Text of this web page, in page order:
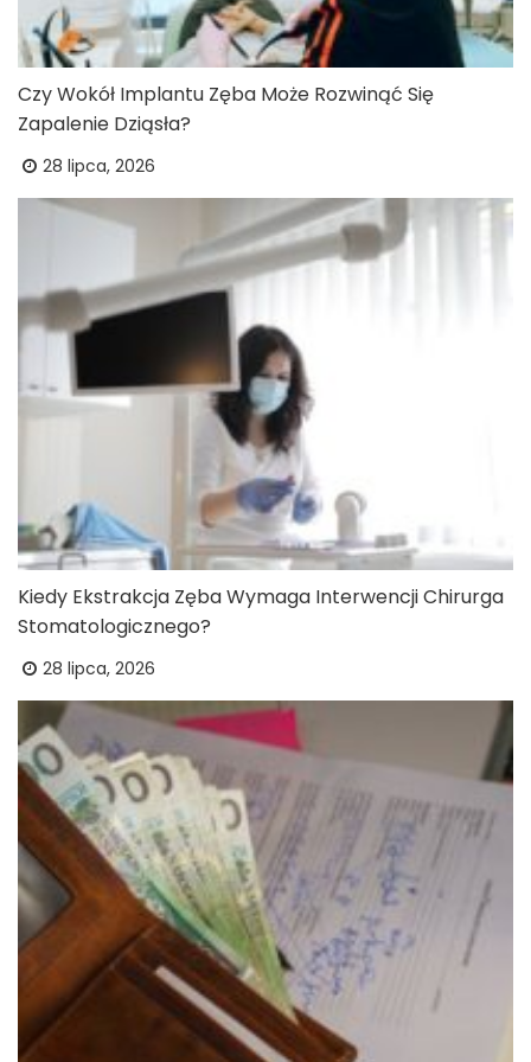
Czy Wokół Implantu Zęba Może Rozwinąć Się
Zapalenie Dziąsła?
28 lipca, 2026
Kiedy Ekstrakcja Zęba Wymaga Interwencji Chirurga
Stomatologicznego?
28 lipca, 2026